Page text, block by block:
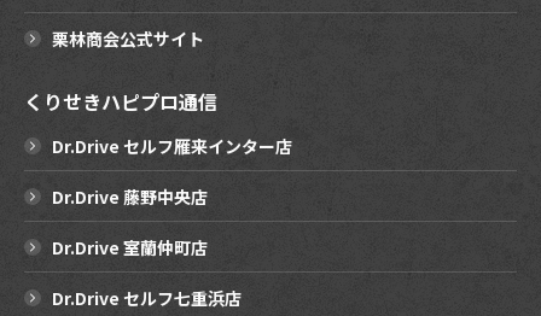
栗林商会公式サイト
くりせきハピプロ通信
Dr.Drive セルフ雁来インター店
Dr.Drive 藤野中央店
Dr.Drive 室蘭仲町店
Dr.Drive セルフ七重浜店